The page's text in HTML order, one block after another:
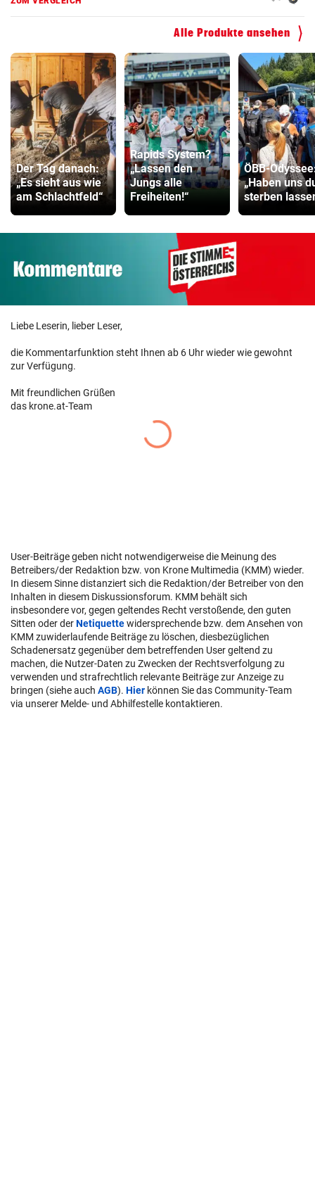
Alle Produkte ansehen
Der Tag danach:
„Es sieht aus wie
am Schlachtfeld“
Rapids System?
„Lassen den
Jungs alle
Freiheiten!“
ÖBB-
„Haben uns
sterben
Liebe Leserin, lieber Leser,
die Kommentarfunktion steht Ihnen ab 6 Uhr wieder wie gewohnt
zur Verfügung.
Mit freundlichen Grüßen
das krone.at-Team
User-Beiträge geben nicht notwendigerweise die Meinung des
Betreibers/der Redaktion bzw. von Krone Multimedia (KMM) wieder.
In diesem Sinne distanziert sich die Redaktion/der Betreiber von den
Inhalten in diesem Diskussionsforum. KMM behält sich
insbesondere vor, gegen geltendes Recht verstoßende, den guten
Sitten oder derNetiquettewidersprechende bzw. dem Ansehen von
KMM zuwiderlaufende Beiträge zu löschen, diesbezüglichen
Schadenersatz gegenüber dem betreffenden User geltend zu
machen, die Nutzer-Daten zu Zwecken der Rechtsverfolgung zu
verwenden und strafrechtlich relevante Beiträge zur Anzeige zu
bringen (siehe auch AGB). Hier können Sie das Community-Team
via unserer Melde- und Abhilfestelle kontaktieren.